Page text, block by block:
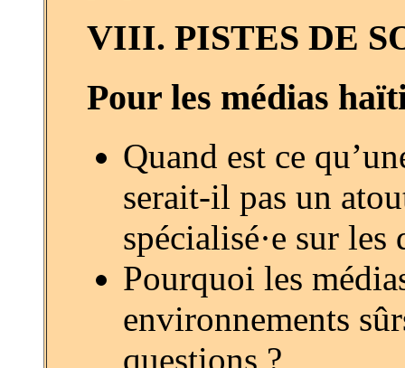
VIII. PISTES DE
Pour les médias
Quand est ce
serait-il pas un
spécialisé·e sur
Pourquoi les
environnements
questions ?